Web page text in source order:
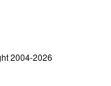
2004-2026